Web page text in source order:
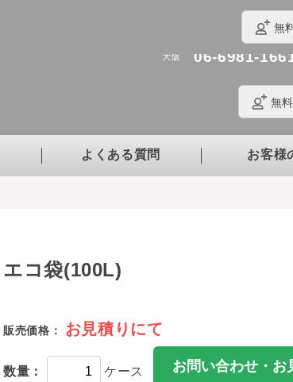
022-290-5426
03-6450-
大阪 06-6981-
無料
無
よくある質問 お客様
エコ袋(100L)
販売価格： お見積りにて
数量： ケース